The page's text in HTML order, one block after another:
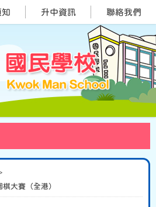
知 升中資訊 聯絡我們
大賽（全港）